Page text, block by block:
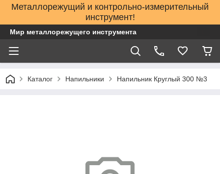
Металлорежущий и контрольно-измерительный
инструмент!
Мир металлорежущего инструмента
Каталог Напильники Напильник Круглый 300 №3